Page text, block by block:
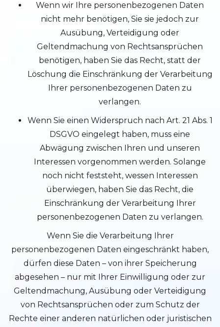
Wenn wir Ihre personenbezogenen Daten
nicht mehr benötigen, Sie sie jedoch zur
Ausübung, Verteidigung oder
Geltendmachung von Rechtsansprüchen
benötigen, haben Sie das Recht, statt der
Löschung die Einschränkung der Verarbeitung
Ihrer personenbezogenen Daten zu
verlangen.
Wenn Sie einen Widerspruch nach Art. 21 Abs. 1
DSGVO eingelegt haben, muss eine
Abwägung zwischen Ihren und unseren
Interessen vorgenommen werden. Solange
noch nicht feststeht, wessen Interessen
überwiegen, haben Sie das Recht, die
Einschränkung der Verarbeitung Ihrer
personenbezogenen Daten zu verlangen.
Wenn Sie die Verarbeitung Ihrer
personenbezogenen Daten eingeschränkt haben,
dürfen diese Daten – von ihrer Speicherung
abgesehen – nur mit Ihrer Einwilligung oder zur
Geltendmachung, Ausübung oder Verteidigung
von Rechtsansprüchen oder zum Schutz der
Rechte einer anderen natürlichen oder juristischen